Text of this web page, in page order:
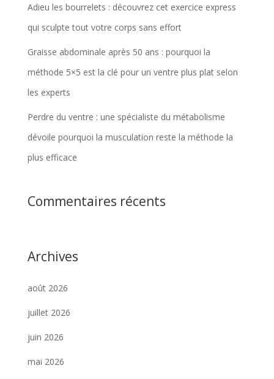
Adieu les bourrelets : découvrez cet exercice express
qui sculpte tout votre corps sans effort
Graisse abdominale après 50 ans : pourquoi la
méthode 5×5 est la clé pour un ventre plus plat selon
les experts
Perdre du ventre : une spécialiste du métabolisme
dévoile pourquoi la musculation reste la méthode la
plus efficace
Commentaires récents
Archives
août 2026
juillet 2026
juin 2026
mai 2026